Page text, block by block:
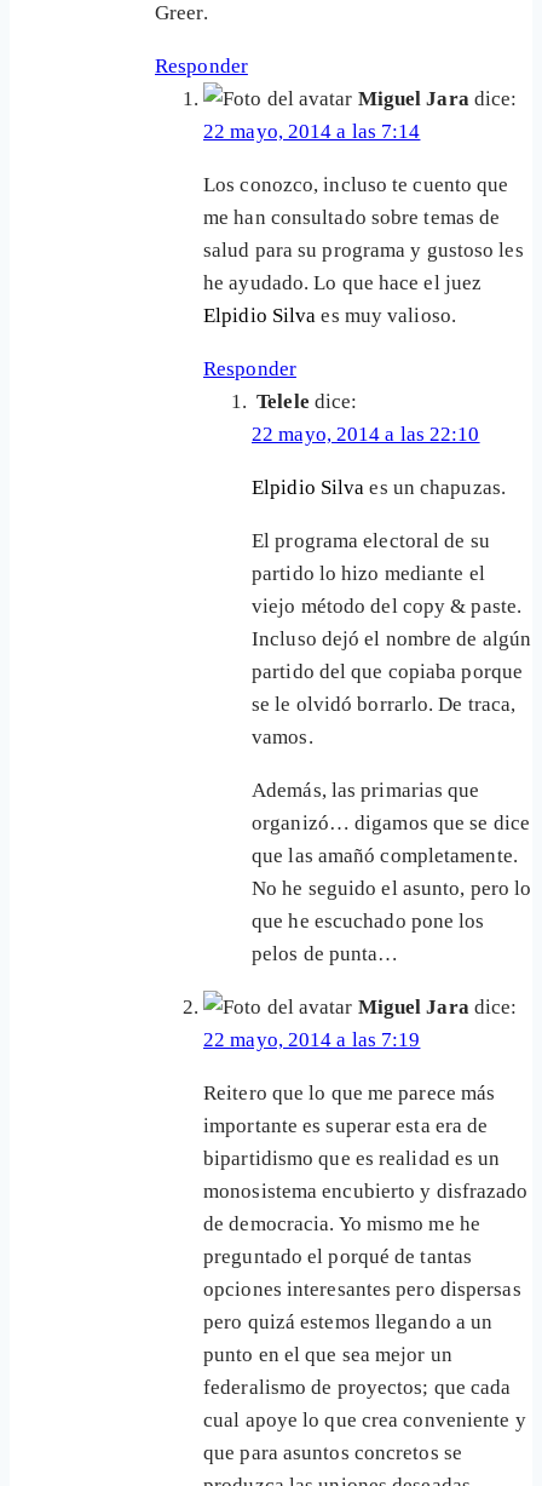
Greer.
Responder
Miguel Jara dice:
22 mayo, 2014 a las 7:14
Los conozco, incluso te cuento que
me han consultado sobre temas de
salud para su programa y gustoso les
he ayudado. Lo que hace el juez
Elpidio Silva es muy valioso.
Responder
Telele dice:
22 mayo, 2014 a las 22:10
Elpidio Silva es un chapuzas.
El programa electoral de su
partido lo hizo mediante el
viejo método del copy & paste.
Incluso dejó el nombre de algún
partido del que copiaba porque
se le olvidó borrarlo. De traca,
vamos.
Además, las primarias que
organizó… digamos que se dice
que las amañó completamente.
No he seguido el asunto, pero lo
que he escuchado pone los
pelos de punta…
Miguel Jara dice:
22 mayo, 2014 a las 7:19
Reitero que lo que me parece más
importante es superar esta era de
bipartidismo que es realidad es un
monosistema encubierto y disfrazado
de democracia. Yo mismo me he
preguntado el porqué de tantas
opciones interesantes pero dispersas
pero quizá estemos llegando a un
punto en el que sea mejor un
federalismo de proyectos; que cada
cual apoye lo que crea conveniente y
que para asuntos concretos se